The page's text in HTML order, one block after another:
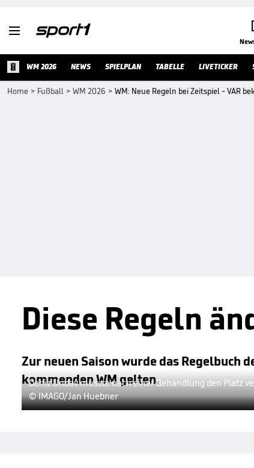

WM 2026 NEWS SPIELPLAN TABELLE LIVETICKER
Home > Fußball > WM 2026 > WM: Neue Regeln bei Zeitspiel - VAR
Diese Regeln
Zur neuen Saison wurde das Regelbuch
kommenden WM gelten.
Deniz Undav musste nach einer Behandlung den Platz
© IMAGO/Jan Huebner